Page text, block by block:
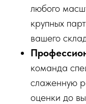
любого
крупных
вашего
команда
слаженную
оценки до